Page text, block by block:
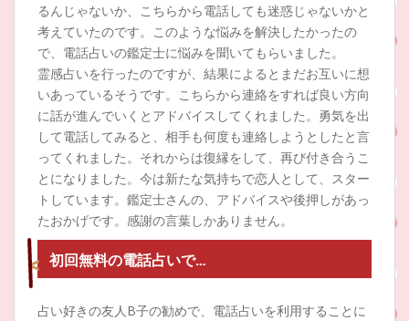
るんじゃないか、こちらから電話しても迷惑じゃないかと
考えていたのです。このような悩みを解決したかったの
で、電話占いの鑑定士に悩みを聞いてもらいました。
霊感占いを行ったのですが、結果によるとまだお互いに想
いあっているそうです。こちらから連絡をすれば良い方向
に話が進んでいくとアドバイスしてくれました。勇気を出
して電話してみると、相手も何度も連絡しようとしたと言
ってくれました。それからは復縁をして、再び付き合うこ
とになりました。今は新たな気持ちで恋人として、スター
トしています。鑑定士さんの、アドバイスや後押しがあっ
たおかげです。感謝の言葉しかありません。
初回無料の電話占いで…
占い好きの友人B子の勧めで、電話占いを利用することに